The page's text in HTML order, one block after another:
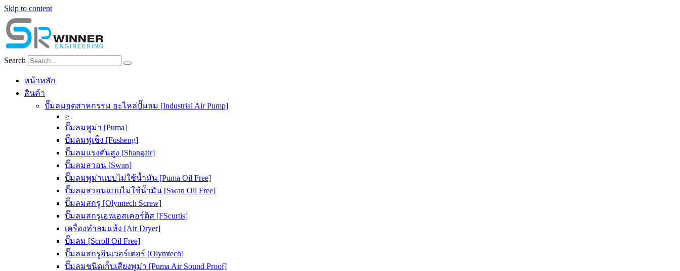
Skip to content
Search
หน้าหลัก
สินค้า
ปั๊มลมอุตสาหกรรม อะไหล่ปั๊มลม [Industrial Air Pump]
>
ปั๊มลมพูม่า [Puma]
ปั๊มลมฟูเช็ง [Fusheng]
ปั๊มลมแรงดันสูง [Shangair]
ปั๊มลมสวอน [Swan]
ปั๊มลมพูม่าแบบไม่ใช้น้ำมัน [Puma Oil Free]
ปั๊มลมสวอนแบบไม่ใช้น้ำมัน [Swan Oil Free]
ปั๊มลมสกรู [Olymtech Screw]
ปั๊มลมสกรูเอฟเอสเคอร์ติส [FScurtis]
เครื่องทำลมแห้ง [Air Dryer]
ปั๊มลม [Scroll Oil Free]
ปั๊มลมสกรูอินเวอร์เตอร์ [Olymtech]
ปั๊มลมชนิดเก็บเสียงพูม่า [Puma Air Sound Proof]